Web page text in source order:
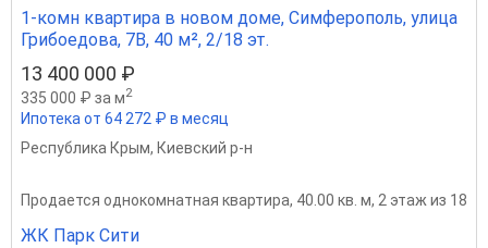
1-комн квартира в новом доме, Симферополь, улица
Грибоедова, 7В, 40 м², 2/18 эт.
13 400 000 ₽
335 000 ₽ за м2
Ипотека от 64 272 ₽ в месяц
Республика Крым, Киевский р-н
Продается однокомнатная квартира, 40.00 кв. м, 2 этаж из 18
ЖК Парк Сити